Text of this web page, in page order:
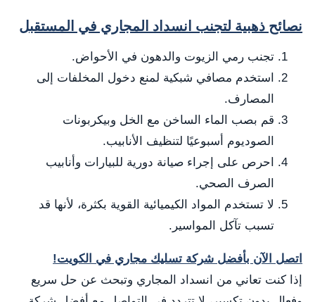
نصائح ذهبية لتجنب انسداد المجاري في المستقبل
تجنب رمي الزيوت والدهون في الأحواض.
استخدم مصافي شبكية لمنع دخول المخلفات إلى
المصارف.
قم بصب الماء الساخن مع الخل وبيكربونات
الصوديوم أسبوعيًا لتنظيف الأنابيب.
احرص على إجراء صيانة دورية للبيارات وأنابيب
الصرف الصحي.
لا تستخدم المواد الكيميائية القوية بكثرة، لأنها قد
تسبب تآكل المواسير.
اتصل الآن بأفضل شركة تسليك مجاري في الكويت!
إذا كنت تعاني من انسداد المجاري وتبحث عن حل سريع